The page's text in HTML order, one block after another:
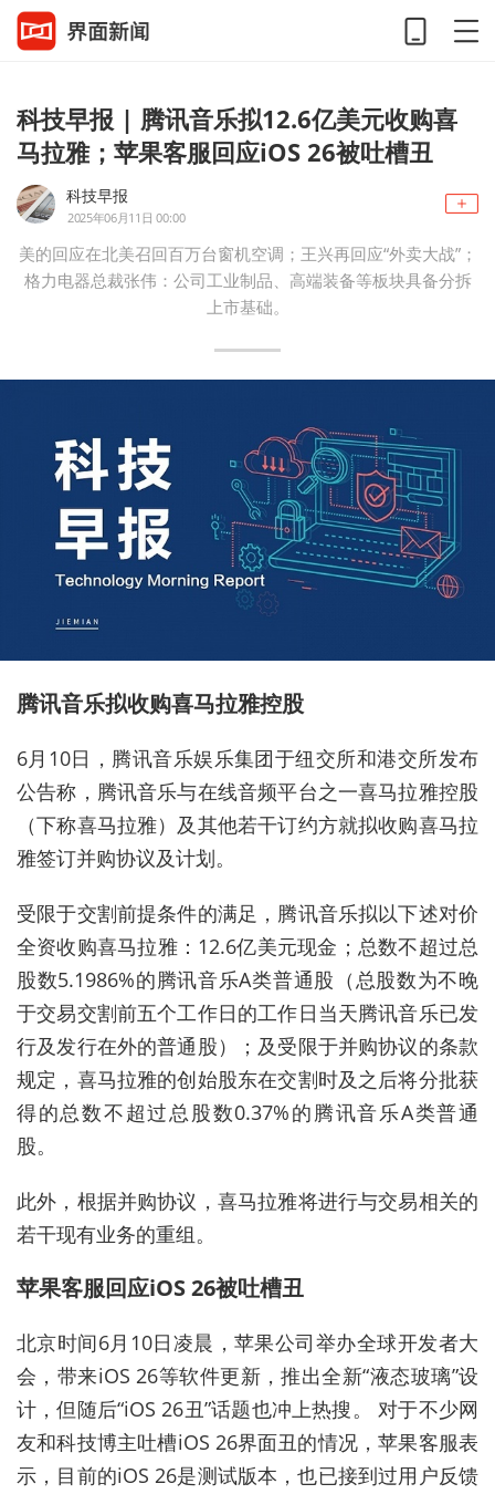
科技早报 | 腾讯音乐拟12.6亿美元收购喜
马拉雅；苹果客服回应iOS 26被吐槽丑
科技早报
2025年06月11日 00:00
美的回应在北美召回百万台窗机空调；王兴再回应“外卖大战”；
格力电器总裁张伟：公司工业制品、高端装备等板块具备分拆
上市基础。
腾讯音乐拟收购喜马拉雅控股
6月10日，腾讯音乐娱乐集团于纽交所和港交所发布
公告称，腾讯音乐与在线音频平台之一喜马拉雅控股
（下称喜马拉雅）及其他若干订约方就拟收购喜马拉
雅签订并购协议及计划。
受限于交割前提条件的满足，腾讯音乐拟以下述对价
全资收购喜马拉雅：12.6亿美元现金；总数不超过总
股数5.1986%的腾讯音乐A类普通股（总股数为不晚
于交易交割前五个工作日的工作日当天腾讯音乐已发
行及发行在外的普通股）；及受限于并购协议的条款
规定，喜马拉雅的创始股东在交割时及之后将分批获
得的总数不超过总股数0.37%的腾讯音乐A类普通
股。
此外，根据并购协议，喜马拉雅将进行与交易相关的
若干现有业务的重组。
苹果客服回应iOS 26被吐槽丑
北京时间6月10日凌晨，苹果公司举办全球开发者大
会，带来iOS 26等软件更新，推出全新“液态玻璃”设
计，但随后“iOS 26丑”话题也冲上热搜。 对于不少网
友和科技博主吐槽iOS 26界面丑的情况，苹果客服表
示，目前的iOS 26是测试版本，也已接到过用户反馈